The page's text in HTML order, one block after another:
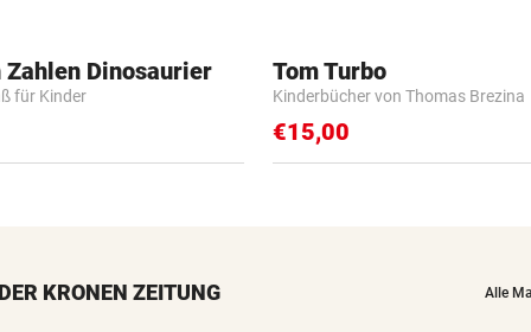
Zahlen Dinosaurier
für Kinder
Tom Turbo
Kinderbücher von Thomas Brezina
€15,00
KRONEN ZEITUNG Alle